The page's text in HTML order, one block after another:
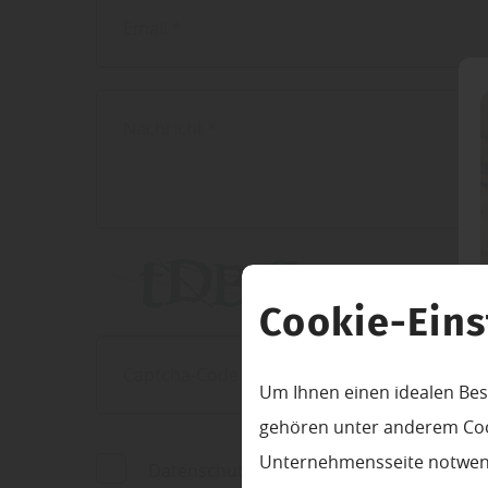
Datenschutz bestätigen*
Cookie-
Um Ihnen einen idealen
gehören unter anderem
Unternehmensseite